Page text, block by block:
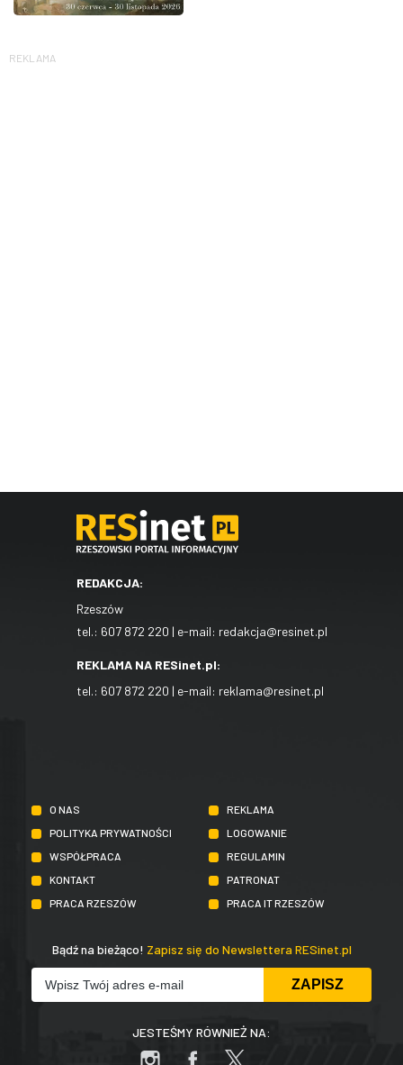
REKLAMA
REDAKCJA:
Rzeszów
tel.: 607 872 220 | e-mail: redakcja@resinet.pl
REKLAMA NA RESinet.pl:
tel.: 607 872 220 | e-mail: reklama@resinet.pl
O NAS
REKLAMA
POLITYKA PRYWATNOŚCI
LOGOWANIE
WSPÓŁPRACA
REGULAMIN
KONTAKT
PATRONAT
PRACA RZESZÓW
PRACA IT RZESZÓW
Bądź na bieżąco! Zapisz się do Newslettera RESinet.pl
JESTEŚMY RÓWNIEŻ NA: